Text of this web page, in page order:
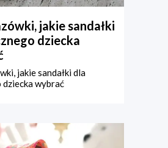
jakie sandałki
dziecka
jakie sandałki dla
wybrać